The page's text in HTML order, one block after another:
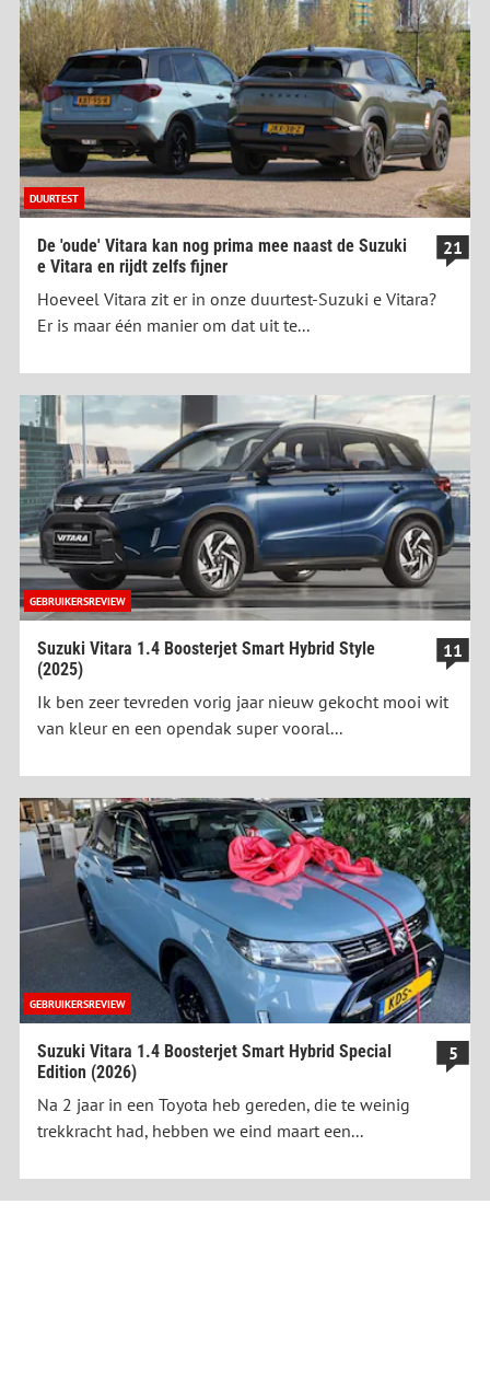
DUURTEST
De 'oude' Vitara kan nog prima mee naast de Suzuki
e Vitara en rijdt zelfs fijner
21
Hoeveel Vitara zit er in onze duurtest-Suzuki e Vitara?
Er is maar één manier om dat uit te...
GEBRUIKERSREVIEW
Suzuki Vitara 1.4 Boosterjet Smart Hybrid Style
(2025)
11
Ik ben zeer tevreden vorig jaar nieuw gekocht mooi wit
van kleur en een opendak super vooral...
GEBRUIKERSREVIEW
Suzuki Vitara 1.4 Boosterjet Smart Hybrid Special
Edition (2026)
5
Na 2 jaar in een Toyota heb gereden, die te weinig
trekkracht had, hebben we eind maart een...